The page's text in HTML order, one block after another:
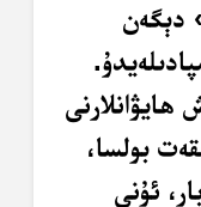
دېگەن
بولسا،
ئۇنى